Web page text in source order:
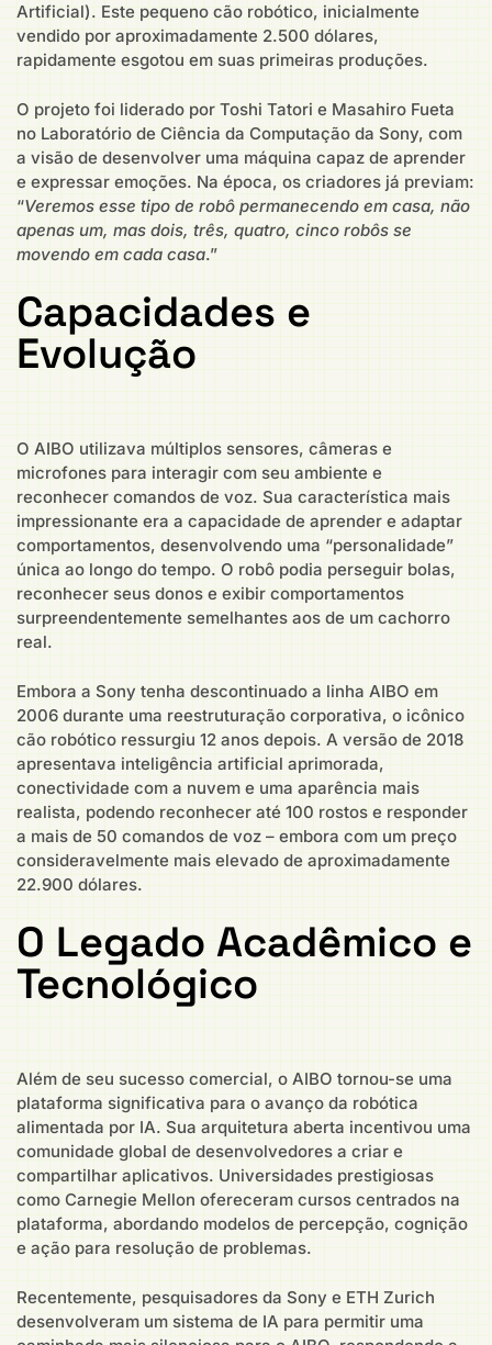
Artificial). Este pequeno cão robótico, inicialmente
vendido por aproximadamente 2.500 dólares,
rapidamente esgotou em suas primeiras produções.
O projeto foi liderado por Toshi Tatori e Masahiro Fueta
no Laboratório de Ciência da Computação da Sony, com
a visão de desenvolver uma máquina capaz de aprender
e expressar emoções. Na época, os criadores já previam:
“Veremos esse tipo de robô permanecendo em casa, não
apenas um, mas dois, três, quatro, cinco robôs se
movendo em cada casa.”
Capacidades e
Evolução
O AIBO utilizava múltiplos sensores, câmeras e
microfones para interagir com seu ambiente e
reconhecer comandos de voz. Sua característica mais
impressionante era a capacidade de aprender e adaptar
comportamentos, desenvolvendo uma “personalidade”
única ao longo do tempo. O robô podia perseguir bolas,
reconhecer seus donos e exibir comportamentos
surpreendentemente semelhantes aos de um cachorro
real.
Embora a Sony tenha descontinuado a linha AIBO em
2006 durante uma reestruturação corporativa, o icônico
cão robótico ressurgiu 12 anos depois. A versão de 2018
apresentava inteligência artificial aprimorada,
conectividade com a nuvem e uma aparência mais
realista, podendo reconhecer até 100 rostos e responder
a mais de 50 comandos de voz – embora com um preço
consideravelmente mais elevado de aproximadamente
22.900 dólares.
O Legado Acadêmico e
Tecnológico
Além de seu sucesso comercial, o AIBO tornou-se uma
plataforma significativa para o avanço da robótica
alimentada por IA. Sua arquitetura aberta incentivou uma
comunidade global de desenvolvedores a criar e
compartilhar aplicativos. Universidades prestigiosas
como Carnegie Mellon ofereceram cursos centrados na
plataforma, abordando modelos de percepção, cognição
e ação para resolução de problemas.
Recentemente, pesquisadores da Sony e ETH Zurich
desenvolveram um sistema de IA para permitir uma